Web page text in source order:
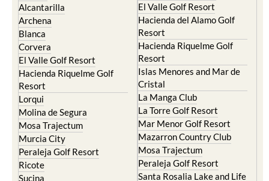
Alcantarilla
Archena
Blanca
Corvera
El Valle Golf Resort
Hacienda Riquelme Golf
Resort
Lorqui
Molina de Segura
Mosa Trajectum
Murcia City
Peraleja Golf Resort
Ricote
Sucina
El Valle Golf Resort
Hacienda del Alamo Golf
Resort
Hacienda Riquelme Golf
Resort
Islas Menores and Mar de
Cristal
La Manga Club
La Torre Golf Resort
Mar Menor Golf Resort
Mazarron Country Club
Mosa Trajectum
Peraleja Golf Resort
Santa Rosalia Lake and Life